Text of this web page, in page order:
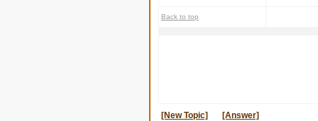
Back to top
[New Topic] [Answer]